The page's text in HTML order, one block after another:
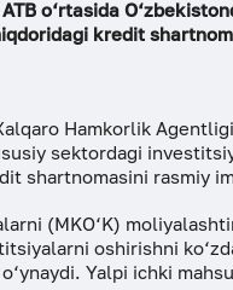
o‘rtasida
kredit
Hamkorlik
sektordagi
shartnomasini rasmiy
(MKO‘K)
oshirishni
Yalpi ichki